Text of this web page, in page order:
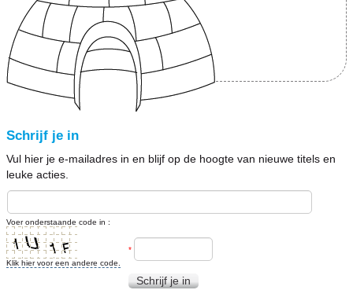
Schrijf je in
Vul hier je e-mailadres in en blijf op de hoogte van nieuwe titels en
leuke acties.
Voer onderstaande code in :
Klik hier voor een andere code.
*
Schrijf je in